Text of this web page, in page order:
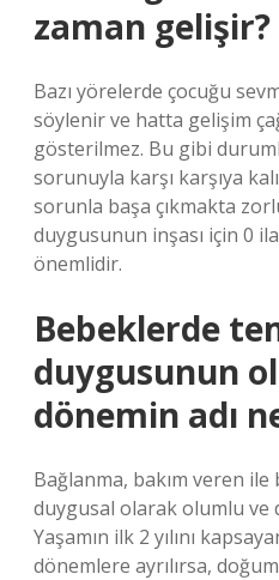
zaman gelişir?
Bazı yörelerde çocuğu
söylenir ve hatta gelişim
gösterilmez. Bu gibi
sorunuyla karşı karşıya
sorunla başa çıkmakta
duygusunun inşası için 0
önemlidir.
Bebeklerde
duygusunun
dönemin adı
Bağlanma, bakım veren
duygusal olarak olumlu ve
Yaşamın ilk 2 yılını
dönemlere ayrılırsa,